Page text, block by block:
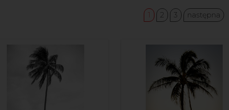
1 2 3 następna